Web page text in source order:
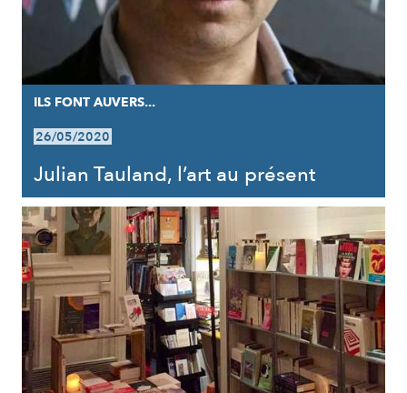
ILS FONT AUVERS...
26/05/2020
Julian Tauland, l’art au présent